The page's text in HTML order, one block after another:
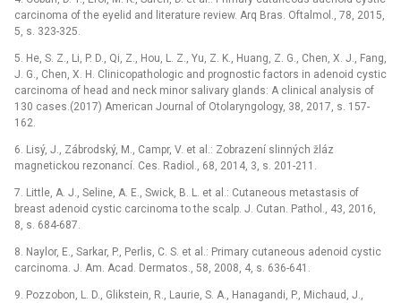
carcinoma of the eyelid and literature review. Arq Bras. Oftalmol., 78, 2015,
5, s. 323-325.
5. He, S. Z., Li, P. D., Qi, Z., Hou, L. Z., Yu, Z. K., Huang, Z. G., Chen, X. J., Fang,
J. G., Chen, X. H. Clinicopathologic and prognostic factors in adenoid cystic
carcinoma of head and neck minor salivary glands: A clinical analysis of
130 cases.(2017) American Journal of Otolaryngology, 38, 2017, s. 157-
162.
6. Lisý, J., Zábrodský, M., Campr, V. et al.: Zobrazení slinných žláz
magnetickou rezonancí. Ces. Radiol., 68, 2014, 3, s. 201-211.
7. Little, A. J., Seline, A. E., Swick, B. L. et al.: Cutaneous metastasis of
breast adenoid cystic carcinoma to the scalp. J. Cutan. Pathol., 43, 2016,
8, s. 684-687.
8. Naylor, E., Sarkar, P., Perlis, C. S. et al.: Primary cutaneous adenoid cystic
carcinoma. J. Am. Acad. Dermatos., 58, 2008, 4, s. 636-641.
9. Pozzobon, L. D., Glikstein, R., Laurie, S. A., Hanagandi, P., Michaud, J.,